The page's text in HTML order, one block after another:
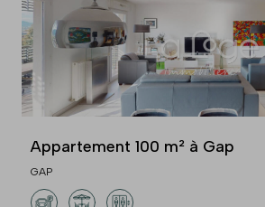
Appartement 100 m² à Gap
GAP